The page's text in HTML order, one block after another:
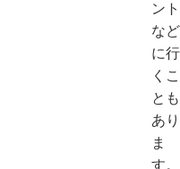
ント
など
に行
くこ
とも
あり
ま
す。